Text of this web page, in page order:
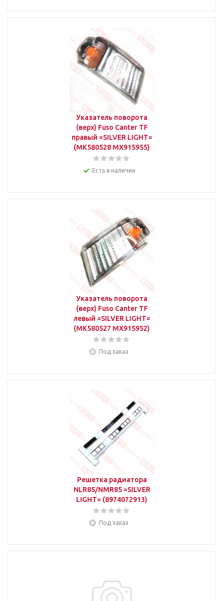
Указатель поворота
(верх) Fuso Canter TF
правый =SILVER LIGHT=
(MK580528 MX915955)
Есть в наличии
Указатель поворота
(верх) Fuso Canter TF
левый =SILVER LIGHT=
(MK580527 MX915952)
Под заказ
Решетка радиатора
NLR85/NMR85 =SILVER
LIGHT= (8974072913)
Под заказ